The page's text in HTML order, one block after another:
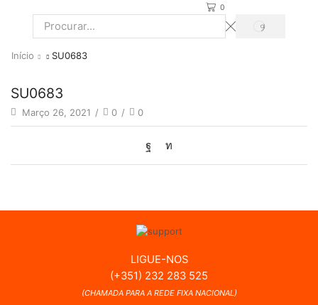
0
Search
PROCURAR
Início SU0683
SU0683
Março 26, 2021 / 0 / 0
LIGUE-NOS
(+351) 232 283 525
(CHAMADA PARA A REDE FIXA NACIONAL)